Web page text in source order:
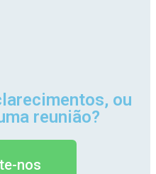
ou
reunião?
nos